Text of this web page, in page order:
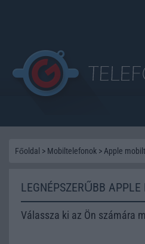
Főoldal > Mobiltelefonok > Apple
LEGNÉPSZERŰBB APPLE
Válassza ki az Ön számára